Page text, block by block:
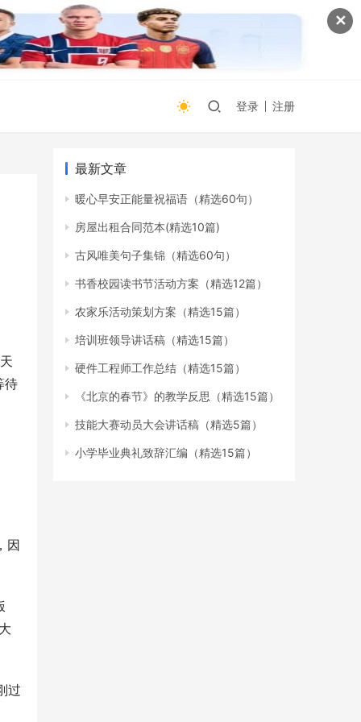
✕
登录 注册
待
因
过
最新文章
暖心早安正能量祝福语（精选60句）
房屋出租合同范本(精选10篇)
古风唯美句子集锦（精选60句）
书香校园读书节活动方案（精选12篇）
农家乐活动策划方案（精选15篇）
培训班领导讲话稿（精选15篇）
硬件工程师工作总结（精选15篇）
《北京的春节》的教学反思（精选15篇）
技能大赛动员大会讲话稿（精选5篇）
小学毕业典礼致辞汇编（精选15篇）